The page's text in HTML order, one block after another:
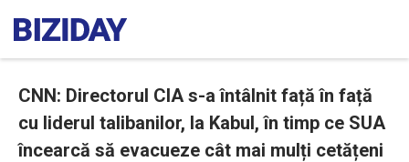
CNN: Directorul CIA s-a întâlnit față în față
cu liderul talibanilor, la Kabul, în timp ce SUA
încearcă să evacueze cât mai mulți cetățeni